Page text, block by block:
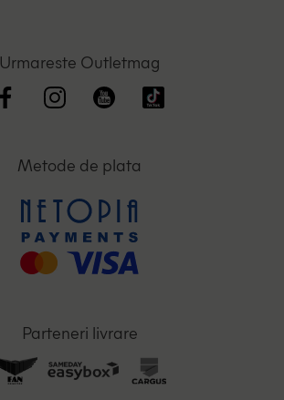
Urmareste Outletmag
Metode de plata
Parteneri livrare